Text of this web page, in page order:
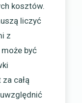
kosztów.
liczyć
z
być
całą